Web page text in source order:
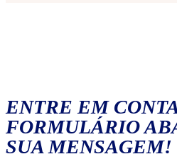
ENTRE EM
FORMULÁRIO
SUA MENSAGEM!